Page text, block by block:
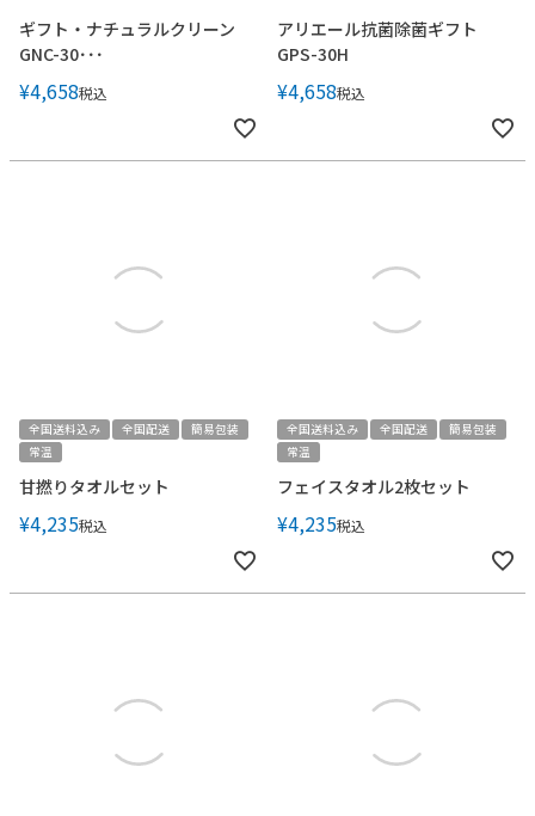
ギフト・ナチュラルクリーン
GNC-30･･･
¥4,658税込
アリエール抗菌除菌ギフト
GPS-30H
¥4,658税込
全国送料込み 全国配送
簡易包装
常温
甘撚りタオルセット
¥4,235税込
全国送料込み 全国配送
簡易包装
常温
フェイスタオル2枚セット
¥4,235税込